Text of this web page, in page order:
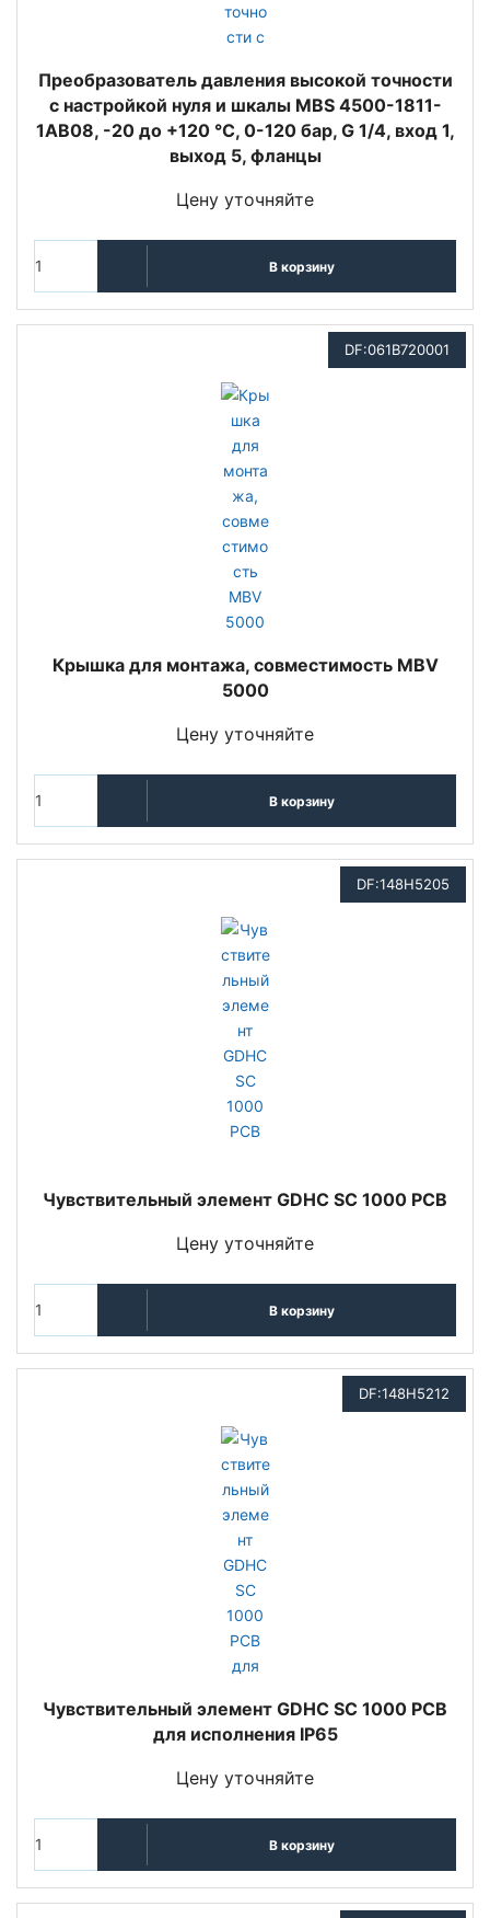
Преобразователь давления высокой точности
с настройкой нуля и шкалы MBS 4500-1811-
1AB08, -20 до +120 °C, 0-120 бар, G 1/4, вход 1,
выход 5, фланцы
Цену уточняйте
В корзину
DF:061B720001
Крышка для монтажа, совместимость MBV
5000
Цену уточняйте
В корзину
DF:148H5205
Чувствительный элемент GDHC SC 1000 PCB
Цену уточняйте
В корзину
DF:148H5212
Чувствительный элемент GDHC SC 1000 PCB
для исполнения IP65
Цену уточняйте
В корзину